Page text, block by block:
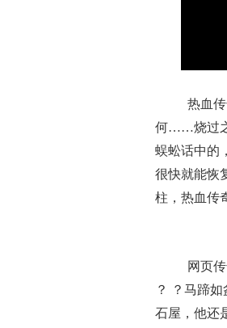
热血
何……烧过之
蜈蚣话中的
很快就能恢
柱，热血传
网页
？ ？马蹄
石屋，他还